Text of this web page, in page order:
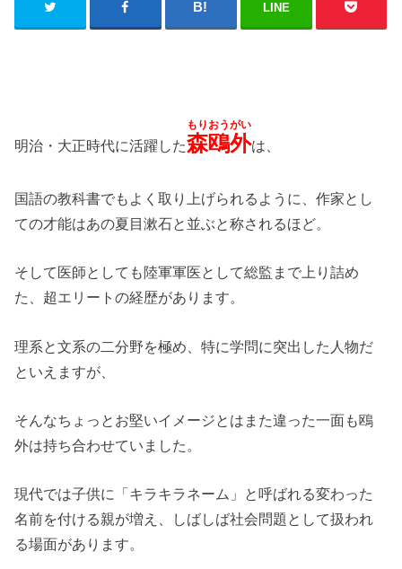
LINE
明治・大正時代に活躍した森鴎外
もりおうがい
は、
国語の教科書でもよく取り上げられるように、作家とし
ての才能はあの夏目漱石と並ぶと称されるほど。
そして医師としても陸軍軍医として総監まで上り詰め
た、超エリートの経歴があります。
理系と文系の二分野を極め、特に学問に突出した人物だ
といえますが、
そんなちょっとお堅いイメージとはまた違った一面も鴎
外は持ち合わせていました。
現代では子供に「キラキラネーム」と呼ばれる変わった
名前を付ける親が増え、しばしば社会問題として扱われ
る場面があります。